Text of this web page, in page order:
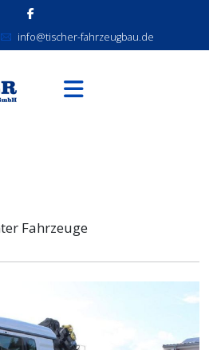
info@tischer-fahrzeugbau.de
Fahrzeuge